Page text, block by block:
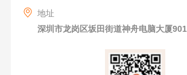
地址
深圳市龙岗区坂田街道神舟电脑大厦901